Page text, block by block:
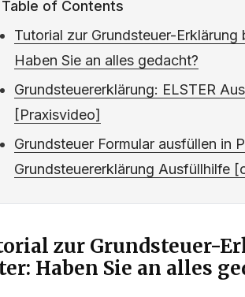
Table of Contents
Tutorial zur Grundsteuer-Erklärung
Haben Sie an alles gedacht?
Grundsteuererklärung: ELSTER
[Praxisvideo]
Grundsteuer Formular ausfüllen in
Grundsteuererklärung Ausfüllhilfe
zur Grundsteuer-
Haben Sie an alles